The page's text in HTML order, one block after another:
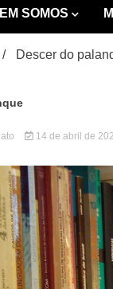
SOMOS
Descer do
14 de abril de